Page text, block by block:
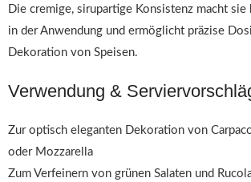
Die cremige, sirupartige Konsistenz macht sie
in der Anwendung und ermöglicht präzise
Dekoration von Speisen.
Verwendung &
Zur optisch eleganten Dekoration von
oder Mozzarella
Zum Verfeinern von grünen Salaten und